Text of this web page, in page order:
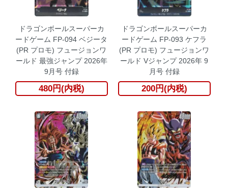
ドラゴンボールスーパーカ
ードゲーム FP-094 ベジータ
(PR プロモ) フュージョンワ
ールド 最強ジャンプ 2026年
9月号 付録
480円(内税)
ドラゴンボールスーパーカ
ードゲーム FP-093 ケフラ
(PR プロモ) フュージョンワ
ールド Vジャンプ 2026年 9
月号 付録
200円(内税)